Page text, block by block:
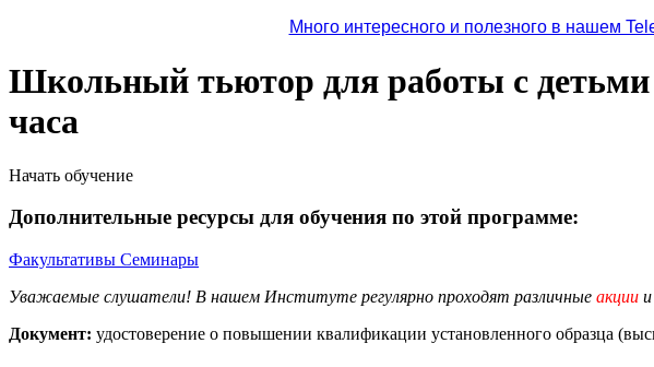
Много интересного и полезного в нашем
Школьный тьютор для работы с детьми
часа
Начать обучение
Дополнительные ресурсы для обучения по этой программе:
Факультативы Семинары
Уважаемые слушатели! В нашем Институте регулярно проходят различные акции
Документ: удостоверение о повышении квалификации установленного образца